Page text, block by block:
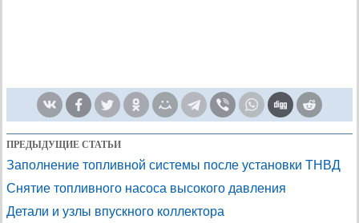
ПРЕДЫДУЩИЕ СТАТЬИ
Заполнение топливной системы после установки ТНВД
Снятие топливного насоса высокого давления
Детали и узлы впускного коллектора